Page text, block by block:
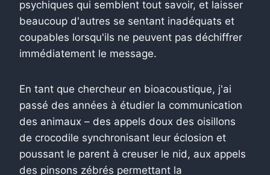
psychiques qui semblent tout savoir, et laisser
beaucoup d'autres se sentant inadéquats et
coupables lorsqu'ils ne peuvent pas déchiffrer
immédiatement le message.
En tant que chercheur en bioacoustique, j'ai
passé des années à étudier la communication
des animaux – des appels doux des oisillons
de crocodile synchronisant leur éclosion et
poussant le parent à creuser le nid, aux appels
des pinsons zébrés permettant la